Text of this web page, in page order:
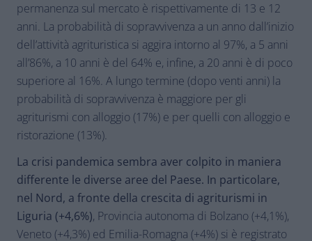
permanenza sul mercato è rispettivamente di 13 e 12
anni. La probabilità di sopravvivenza a un anno dall’inizio
dell’attività agrituristica si aggira intorno al 97%, a 5 anni
all’86%, a 10 anni è del 64% e, infine, a 20 anni è di poco
superiore al 16%. A lungo termine (dopo venti anni) la
probabilità di sopravvivenza è maggiore per gli
agriturismi con alloggio (17%) e per quelli con alloggio e
ristorazione (13%).
La crisi pandemica sembra aver colpito in maniera
differente le diverse aree del Paese. In particolare,
nel Nord, a fronte della crescita di agriturismi in
Liguria (+4,6%), Provincia autonoma di Bolzano (+4,1%),
Veneto (+4,3%) ed Emilia-Romagna (+4%) si è registrato